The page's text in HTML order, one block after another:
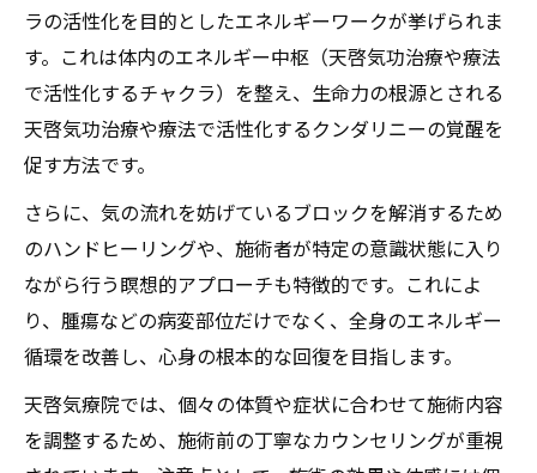
ラの活性化を目的としたエネルギーワークが挙げられま
す。これは体内のエネルギー中枢（天啓気功治療や療法
で活性化するチャクラ）を整え、生命力の根源とされる
天啓気功治療や療法で活性化するクンダリニーの覚醒を
促す方法です。
さらに、気の流れを妨げているブロックを解消するため
のハンドヒーリングや、施術者が特定の意識状態に入り
ながら行う瞑想的アプローチも特徴的です。これによ
り、腫瘍などの病変部位だけでなく、全身のエネルギー
循環を改善し、心身の根本的な回復を目指します。
天啓気療院では、個々の体質や症状に合わせて施術内容
を調整するため、施術前の丁寧なカウンセリングが重視